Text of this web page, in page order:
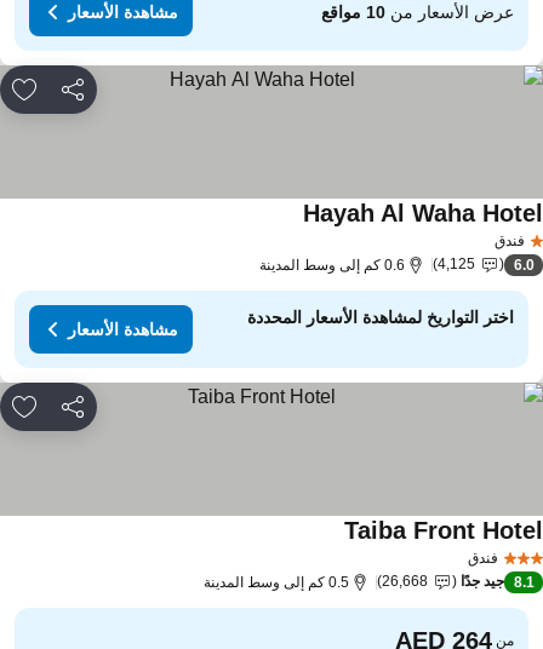
عرض الأسعار من10 مواقع مشاهدة الأسعار
مشاركة
فندق
Hayah Al Waha
6.0
4,125 0.6 كم إلى وسط المدينة
اختر التواريخ لمشاهدة الأسعار المحددة
مشاهدة الأسعار
مشاركة
فندق
Taiba Front
8.1 جيد جدًا 26,668 0.5 كم إلى وسط المدينة
من